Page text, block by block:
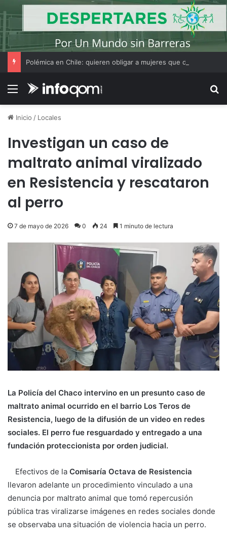
Menú
Inicio / Locales
Investigan un caso de
maltrato animal viralizado
en Resistencia y rescataron
al perro
7 de mayo de 2026 0 24 1 minuto de lectura
La Policía del Chaco intervino en un presunto caso de
maltrato animal ocurrido en el barrio Los Teros de
Resistencia, luego de la difusión de un video en redes
sociales. El perro fue resguardado y entregado a una
fundación proteccionista por orden judicial.
Efectivos de la Comisaría Octava de Resistencia
llevaron adelante un procedimiento vinculado a una
denuncia por maltrato animal que tomó repercusión
pública tras viralizarse imágenes en redes sociales donde
se observaba una situación de violencia hacia un perro.